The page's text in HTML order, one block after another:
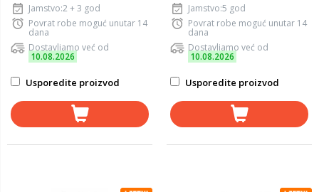
Jamstvo:2 + 3 god
Povrat robe moguć unutar 14
dana
Dostavljamo već od
10.08.2026
Usporedite proizvod
Jamstvo:5 god
Povrat robe moguć unutar 14
dana
Dostavljamo već od
10.08.2026
Usporedite proizvod